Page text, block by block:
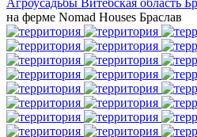
на ферме Nomad Houses Браслав